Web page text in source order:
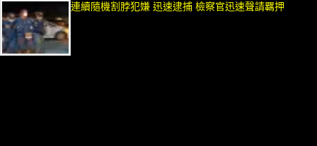
連續隨機割脖犯嫌 迅速逮捕 檢察官迅速聲請羈押